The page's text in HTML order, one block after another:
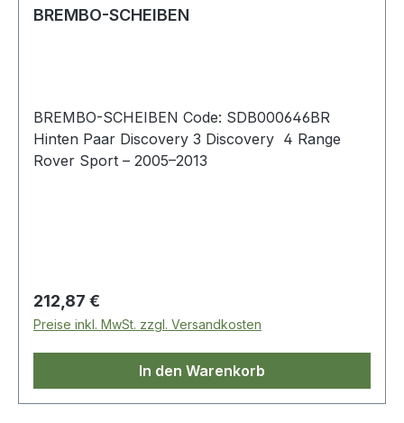
BREMBO-SCHEIBEN
BREMBO-SCHEIBEN Code: SDB000646BR
Hinten Paar Discovery 3 Discovery 4 Range
Regulärer Preis:
212,87 €
Preise inkl. MwSt. zzgl. Versandkosten
In den Warenkorb